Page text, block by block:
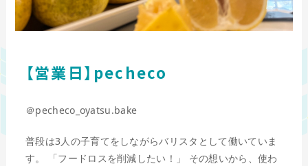
【営業日】pecheco
＠pecheco_oyatsu.bake
普段は3人の子育てをしながらバリスタとして働いていま
す。 「フードロスを削減したい！」 その想いから、使わ